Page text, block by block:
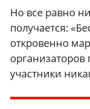
Но все равно
получается:
откровенно
организаторов
участники